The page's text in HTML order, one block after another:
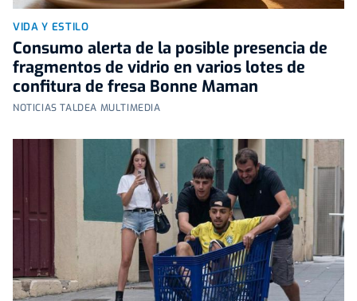
VIDA Y ESTILO
Consumo alerta de la posible presencia de
fragmentos de vidrio en varios lotes de
confitura de fresa Bonne Maman
NOTICIAS TALDEA MULTIMEDIA